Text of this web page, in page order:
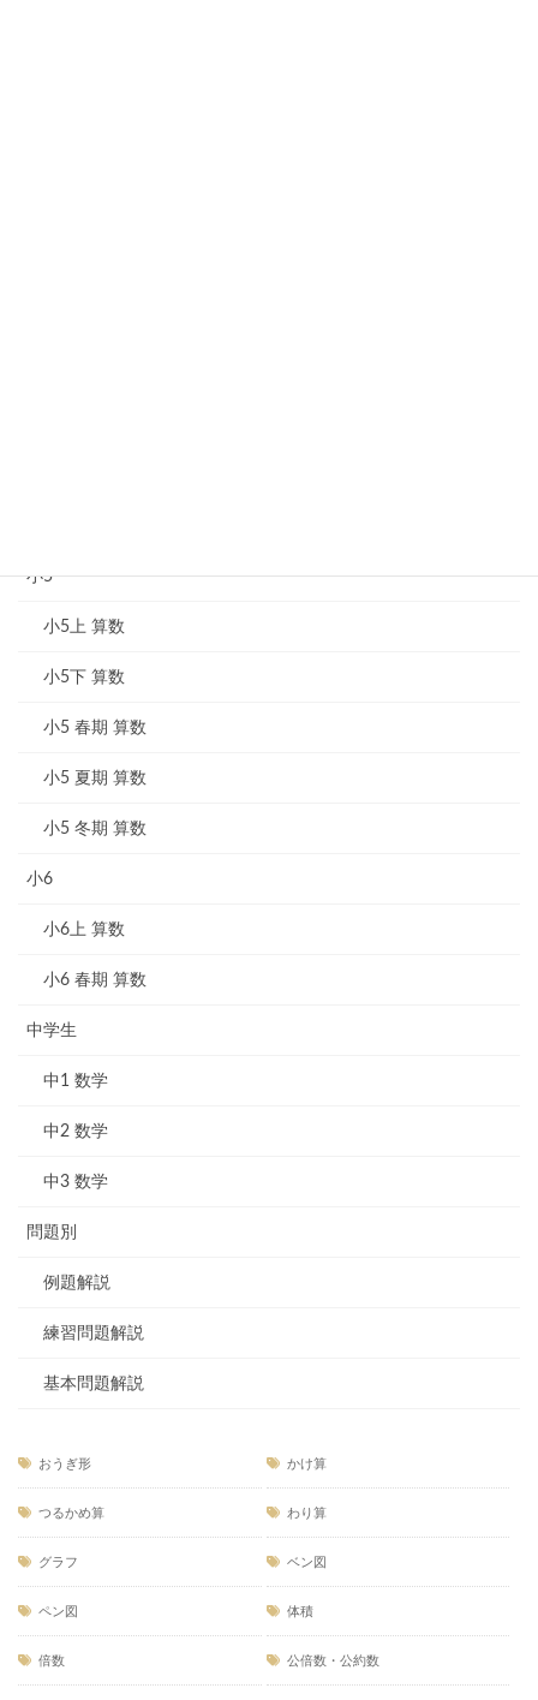
小5
小5上 算数
小5下 算数
小5 春期 算数
小5 夏期 算数
小5 冬期 算数
小6
小6上 算数
小6 春期 算数
中学生
中1 数学
中2 数学
中3 数学
問題別
例題解説
練習問題解説
基本問題解説
おうぎ形 かけ算
つるかめ算 わり算
グラフ ベン図
ペン図 体積
倍数 公倍数・公約数